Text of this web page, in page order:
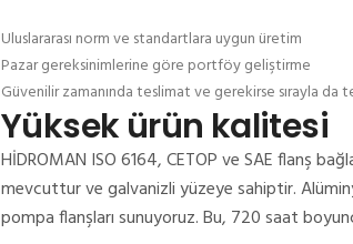
Uluslararası norm ve standartlara uygun üretim
Pazar gereksinimlerine göre portföy geliştirme
Güvenilir zamanında teslimat ve gerekirse sırayla da
Yüksek ürün kalitesi
HİDROMAN ISO 6164, CETOP ve SAE flanş
mevcuttur ve galvanizli yüzeye sahiptir.
pompa flanşları sunuyoruz.Bu, 720 saat